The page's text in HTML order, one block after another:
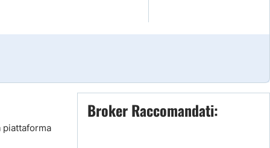
piattaforma
Broker Raccomandati: